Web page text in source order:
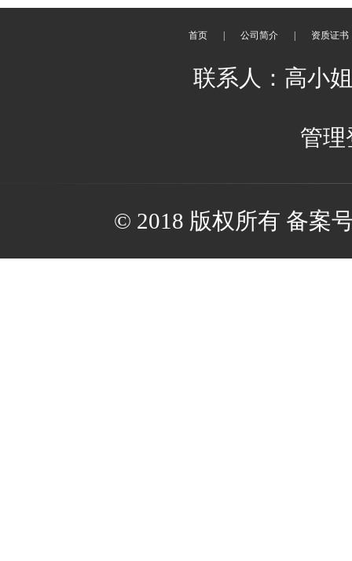
首页 公司简介 资质证书
联系人：高小
管理
© 2018 版权所有 备案